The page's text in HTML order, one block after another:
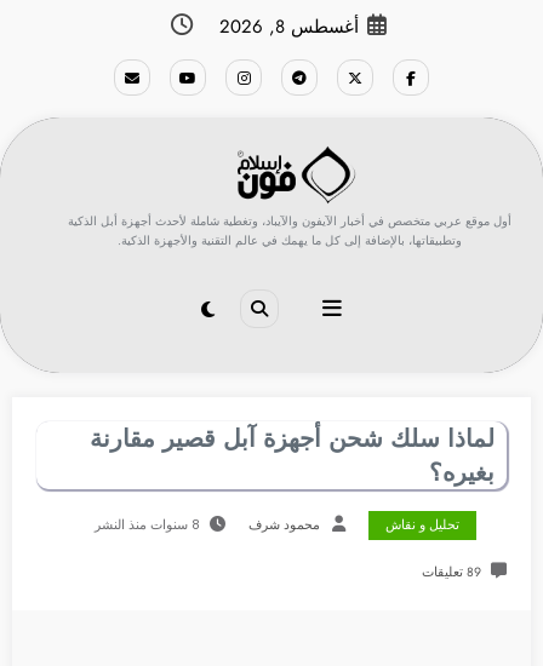
أغسطس 8, 2026
أول موقع عربي متخصص في أخبار الآيفون والآيباد، وتغطية شاملة لأحدث أجهزة أبل الذكية
وتطبيقاتها، بالإضافة إلى كل ما يهمك في عالم التقنية والأجهزة الذكية.
لماذا سلك شحن أجهزة آبل قصير مقارنة
بغيره؟
تحليل و نقاش محمود شرف 8 سنوات منذ النشر
89 تعليقات